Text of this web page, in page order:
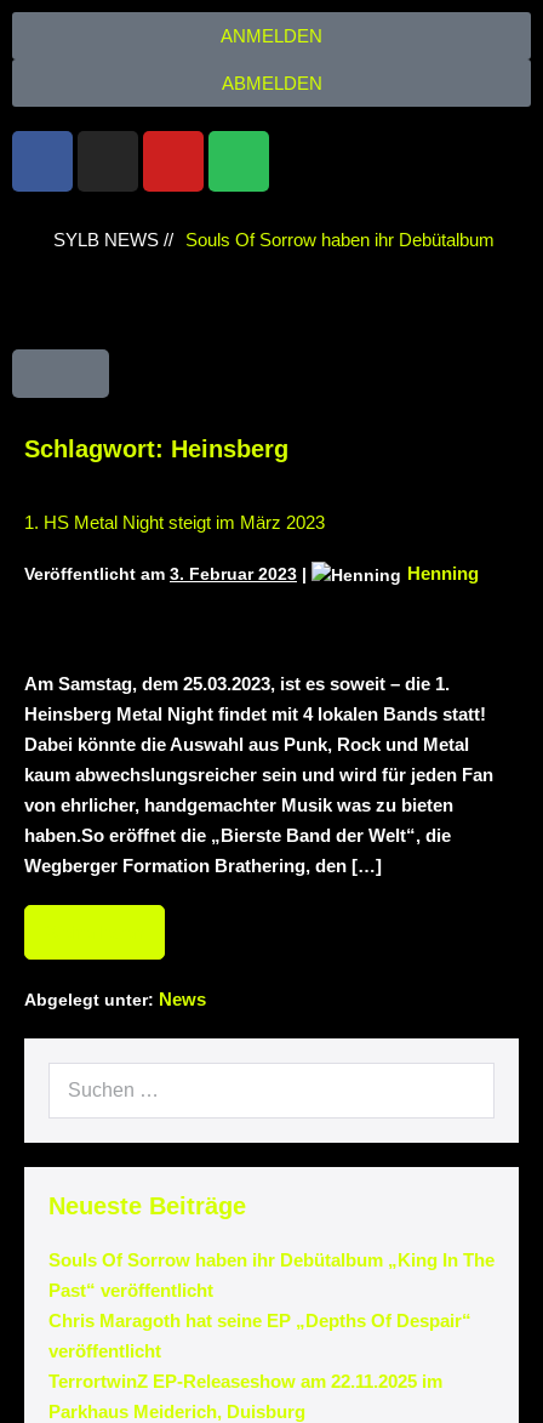
SYLB NEWS // Souls Of Sorrow haben ihr Debütalbum
22.11.2025 im Parkhaus Meiderich,
Duisburg (Vorbericht) Warfield Within mit
Necrotic Woods, Vendul und Altruist am
24.10.2025 im ROTTSTR5-THEATER,
Bochum
ANMELDEN
ABMELDEN
Schlagwort: Heinsberg
1. HS Metal Night steigt im März 2023
Veröffentlicht am 3. Februar 2023 | Henning
Am Samstag, dem 25.03.2023, ist es soweit – die 1.
Heinsberg Metal Night findet mit 4 lokalen Bands statt!
Dabei könnte die Auswahl aus Punk, Rock und Metal
kaum abwechslungsreicher sein und wird für jeden Fan
von ehrlicher, handgemachter Musik was zu bieten
haben.So eröffnet die „Bierste Band der Welt“, die
Wegberger Formation Brathering, den […]
Abgelegt unter: News
Neueste Beiträge
Souls Of Sorrow haben ihr Debütalbum „King In The
Past“ veröffentlicht
Chris Maragoth hat seine EP „Depths Of Despair“
veröffentlicht
TerrortwinZ EP-Releaseshow am 22.11.2025 im
Parkhaus Meiderich, Duisburg